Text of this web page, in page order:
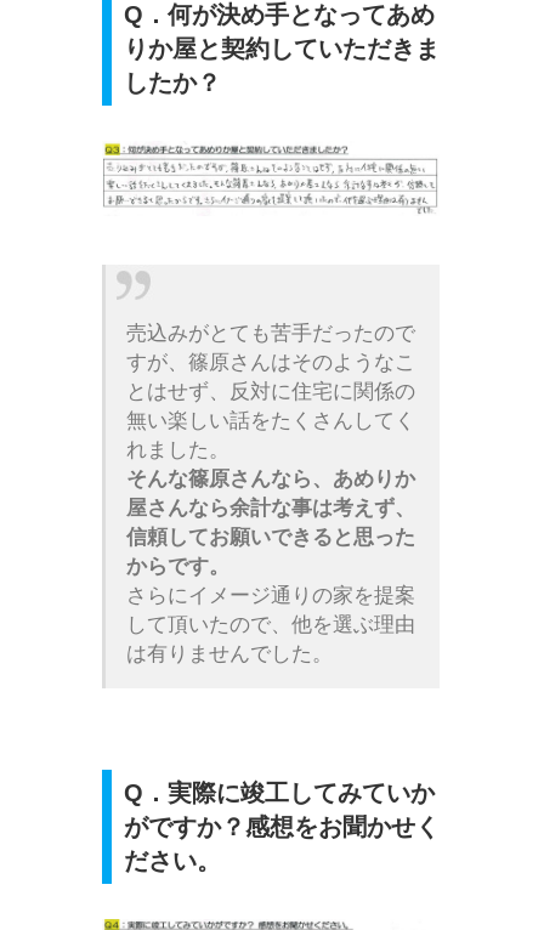
Q．何が決め手となってあめ
りか屋と契約していただきま
したか？
売込みがとても苦手だったので
すが、篠原さんはそのようなこ
とはせず、反対に住宅に関係の
無い楽しい話をたくさんしてく
れました。
そんな篠原さんなら、あめりか
屋さんなら余計な事は考えず、
信頼してお願いできると思った
からです。
さらにイメージ通りの家を提案
して頂いたので、他を選ぶ理由
は有りませんでした。
Q．実際に竣工してみていか
がですか？感想をお聞かせく
ださい。